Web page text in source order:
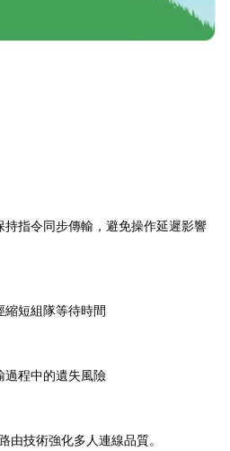
持指令同步傳輸，避免操作延遲影響
縮短組隊等待時間
過程中的遺失風險
由技術強化多人連線品質。